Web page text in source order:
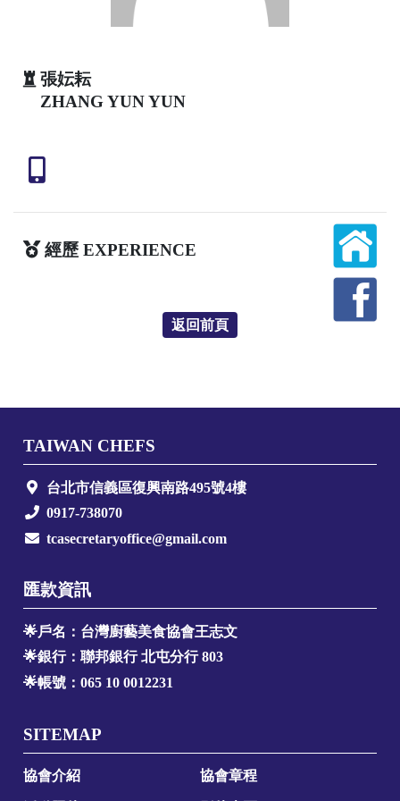
張妘耘
ZHANG YUN YUN
經歷 EXPERIENCE
返回前頁
TAIWAN CHEFS
台北市信義區復興南路495號4樓
0917-738070
tcasecretaryoffice@gmail.com
匯款資訊
🌟戶名：台灣廚藝美食協會王志文
🌟銀行：聯邦銀行 北屯分行 803
🌟帳號：065 10 0012231
SITEMAP
協會介紹 協會章程